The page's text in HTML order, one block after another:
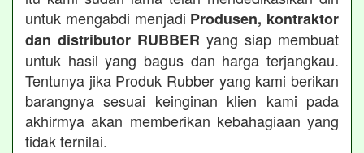
untuk mengabdi menjadi Produsen, kontraktor
dan distributor RUBBER yang siap membuat
untuk hasil yang bagus dan harga terjangkau.
Tentunya jika Produk Rubber yang kami berikan
barangnya sesuai keinginan klien kami pada
akhirmya akan memberikan kebahagiaan yang
tidak ternilai.